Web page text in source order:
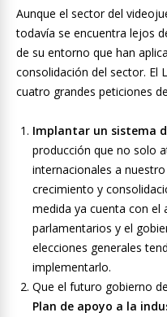
Aunque el sector del
todavía se encuentra lejos
de su entorno que han
consolidación del sector. El
cuatro grandes peticiones
Implantar un sistema
producción que no solo
internacionales a
crecimiento y
medida ya cuenta con el
parlamentarios y el
elecciones generales
implementarlo.
Que el futuro gobierno
Plan de apoyo a la